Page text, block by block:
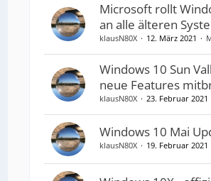
Microsoft rollt
an alle älteren
klausN80X 12. März 2021
Windows 10 Sun
neue Features
klausN80X 23. Februar 2021
Windows 10 Mai
klausN80X 19. Februar 2021